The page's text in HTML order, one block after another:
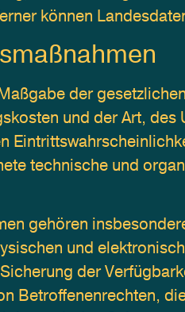
können
der
und der Art,
technische und
gehören
und
der
Betroffenenrechten,